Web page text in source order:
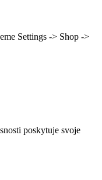
Settings -> Shop ->
poskytuje svoje